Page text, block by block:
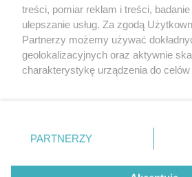
© 2026 Grupa ZPR
treści, pomiar reklam i treści,
ulepszanie usług. Za zgodą
Partnerzy możemy używać
geolokalizacyjnych oraz aktywnie
charakterystykę urządzenia do celów
zmienić/wycofać klikając przycisk
znajdujący się w lewym dolnym rogu
rodzaje przetwarzania danych nie
PARTNERZY